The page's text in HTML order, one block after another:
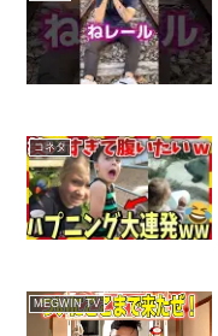
コネタ
MEGWIN TV